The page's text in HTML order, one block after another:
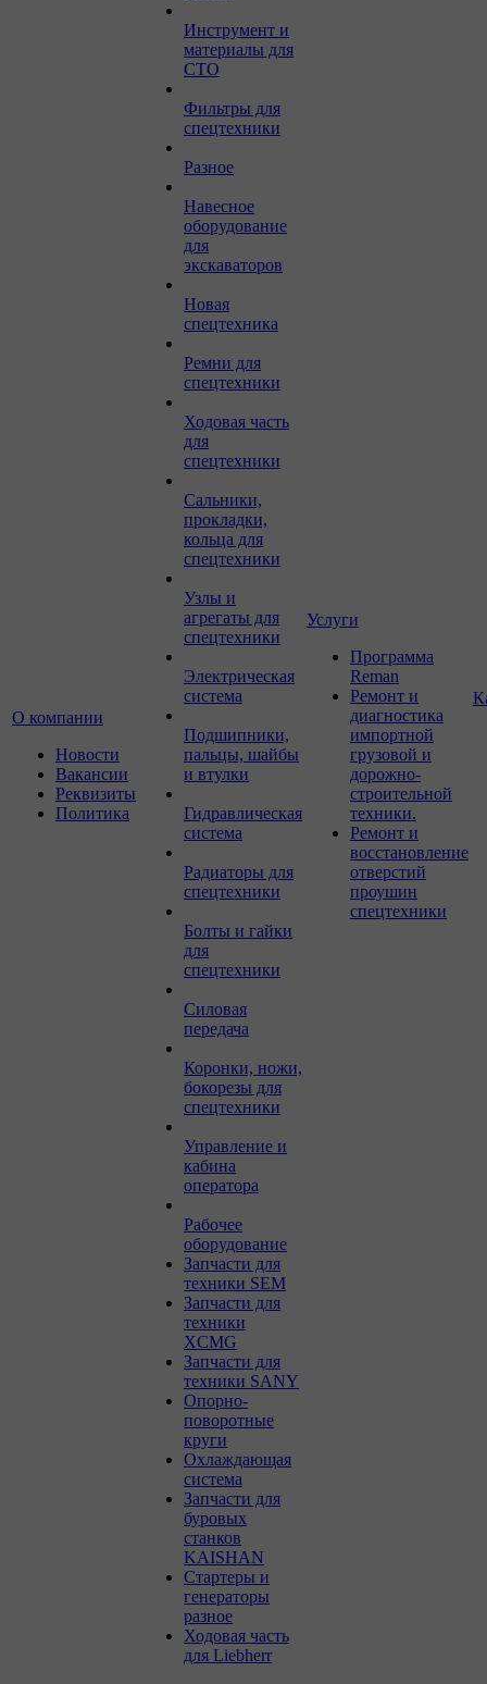
О компании
Новости
Вакансии
Реквизиты
Политика
Инструмент и
материалы для
СТО
Фильтры для
спецтехники
Разное
Навесное
оборудование
для
экскаваторов
Новая
спецтехника
Ремни для
спецтехники
Ходовая часть
для
спецтехники
Сальники,
прокладки,
кольца для
спецтехники
Узлы и
агрегаты для
спецтехники
Электрическая
система
Подшипники,
пальцы, шайбы
и втулки
Гидравлическая
система
Радиаторы для
спецтехники
Болты и гайки
для
спецтехники
Силовая
передача
Коронки, ножи,
бокорезы для
спецтехники
Управление и
кабина
оператора
Рабочее
оборудование
Запчасти для
техники SEM
Запчасти для
техники
XCMG
Запчасти для
техники SANY
Опорно-
поворотные
круги
Охлаждающая
система
Запчасти для
буровых
станков
KAISHAN
Стартеры и
генераторы
разное
Ходовая часть
для Liebherr
Услуги
Программа
Reman
Ремонт и
диагностика
импортной
грузовой и
дорожно-
строительной
техники.
Ремонт и
восстановление
отверстий
проушин
спецтехники